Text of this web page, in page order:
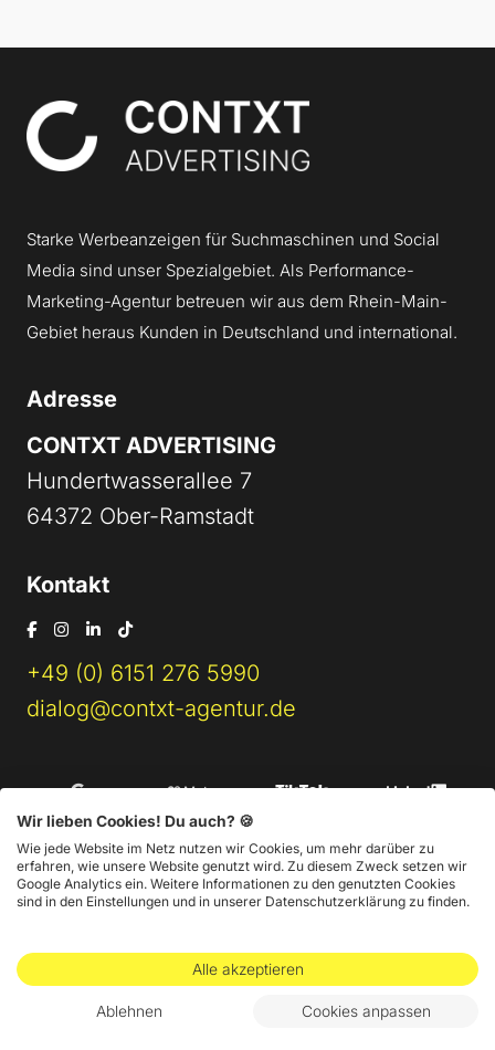
Contxt
Starke Werbeanzeigen für Suchmaschinen und Social
Media sind unser Spezialgebiet. Als Performance-
Marketing-Agentur betreuen wir aus dem Rhein-Main-
Gebiet heraus Kunden in Deutschland und international.
Adresse
CONTXT ADVERTISING
Hundertwasserallee 7
64372 Ober-Ramstadt
Kontakt
+49 (0) 6151 276 5990
dialog@contxt-agentur.de
@ 2026 CONTXT Online-Marketing GmbH
ImpressumAGBDatenschutz
Wir lieben Cookies! Du auch? 🍪
Wie jede Website im Netz nutzen wir Cookies, um mehr darüber zu
erfahren, wie unsere Website genutzt wird. Zu diesem Zweck setzen wir
Google Analytics ein. Weitere Informationen zu den genutzten Cookies
sind in den Einstellungen und in unserer Datenschutzerklärung zu finden.
Alle akzeptieren
Ablehnen Cookies anpassen